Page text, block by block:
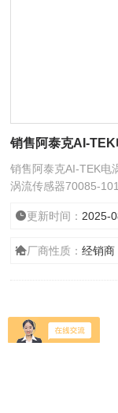
销售阿泰克AI-
销售阿泰克AI-TEK电
涡流传感器70085-
反馈应用的要求。由
小，特别是深度最
空心轴编码器更紧凑
更新时间： 2025-
厂商性质：经销商